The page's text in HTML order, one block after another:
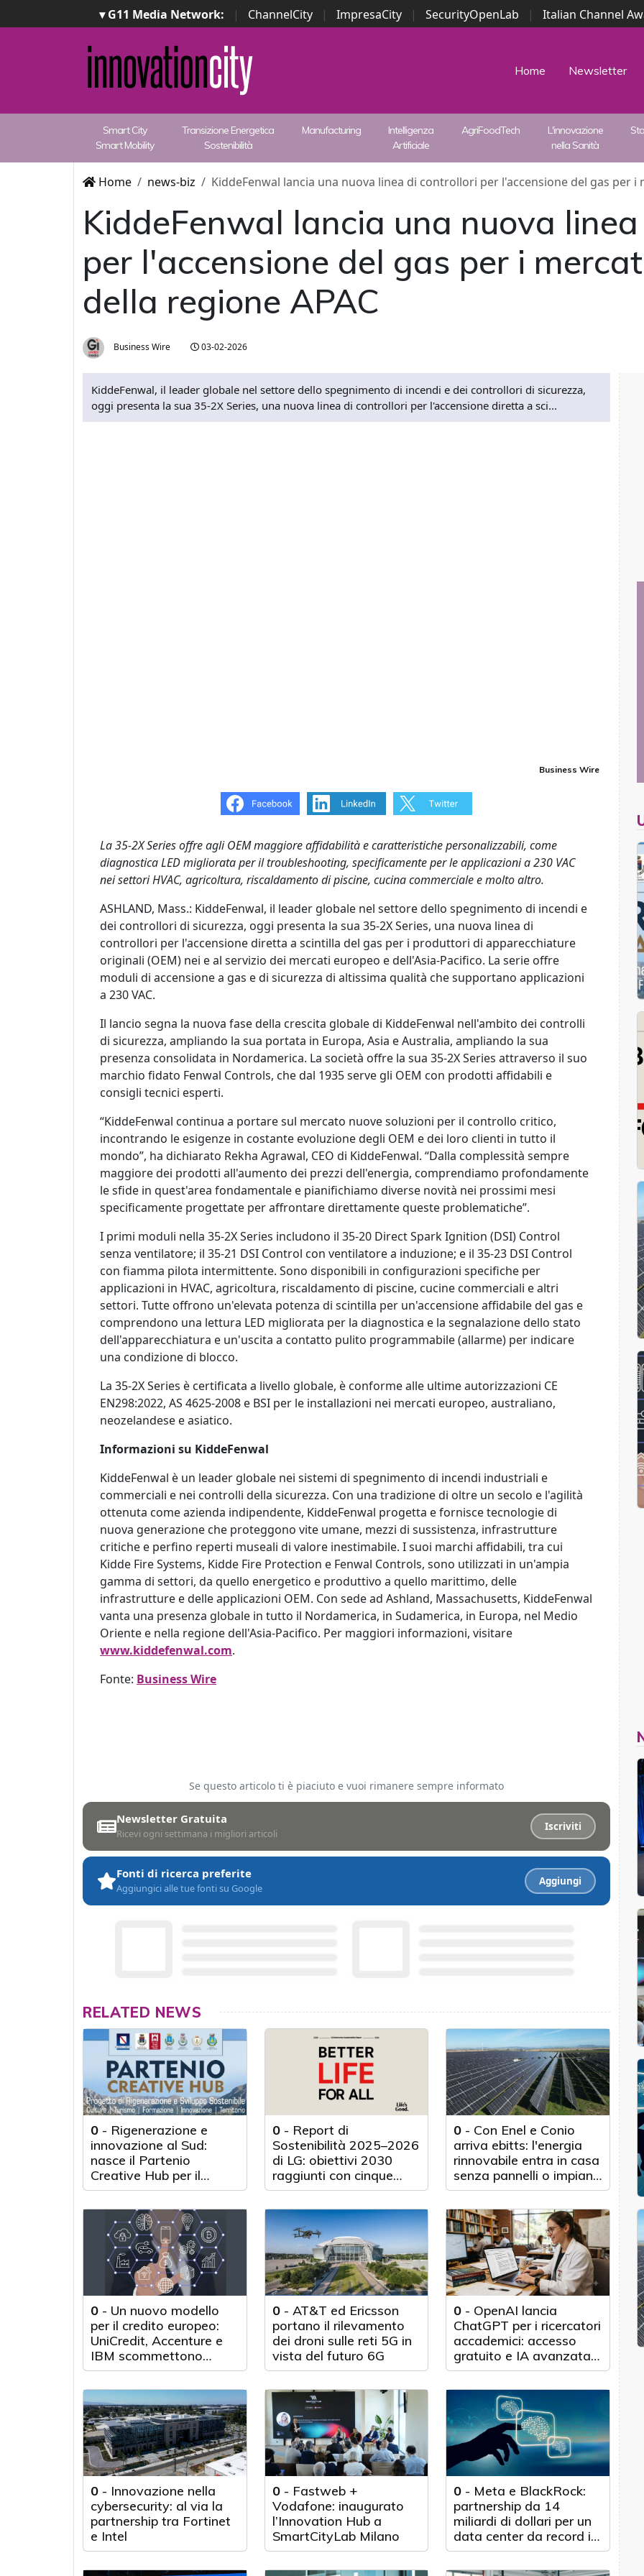
▾ G11 Media Network: | ChannelCity | ImpresaCity | SecurityOpenLab | Italian Channel
Security Awards | ...
Home Newsletter
Smart City
Smart Mobility
Transizione Energetica
Sostenibilità
Manufacturing
Intelligenza
Artificiale
AgriFoodTech
L'innovazione
nella Sanità
Home news-biz KiddeFenwal lancia una nuova linea di controllori per l'accensione del gas per i
KiddeFenwal lancia una nuova
per l'accensione del gas per i
della regione APAC
Business Wire 03-02-2026
KiddeFenwal, il leader globale nel settore dello spegnimento di incendi e dei controllori di sicurezza,
oggi presenta la sua 35-2X Series, una nuova linea di controllori per l'accensione diretta a sci...
Business Wire
La 35-2X Series offre agli OEM maggiore affidabilità e caratteristiche personalizzabili, come
diagnostica LED migliorata per il troubleshooting, specificamente per le applicazioni a 230 VAC
nei settori HVAC, agricoltura, riscaldamento di piscine, cucina commerciale e molto altro.
ASHLAND, Mass.: KiddeFenwal, il leader globale nel settore dello spegnimento di incendi e
dei controllori di sicurezza, oggi presenta la sua 35-2X Series, una nuova linea di
controllori per l'accensione diretta a scintilla del gas per i produttori di apparecchiature
originali (OEM) nei e al servizio dei mercati europeo e dell'Asia-Pacifico. La serie offre
moduli di accensione a gas e di sicurezza di altissima qualità che supportano applicazioni
a 230 VAC.
Il lancio segna la nuova fase della crescita globale di KiddeFenwal nell'ambito dei controlli
di sicurezza, ampliando la sua portata in Europa, Asia e Australia, ampliando la sua
presenza consolidata in Nordamerica. La società offre la sua 35-2X Series attraverso il suo
marchio fidato Fenwal Controls, che dal 1935 serve gli OEM con prodotti affidabili e
consigli tecnici esperti.
“KiddeFenwal continua a portare sul mercato nuove soluzioni per il controllo critico,
incontrando le esigenze in costante evoluzione degli OEM e dei loro clienti in tutto il
mondo”, ha dichiarato Rekha Agrawal, CEO di KiddeFenwal. “Dalla complessità sempre
maggiore dei prodotti all'aumento dei prezzi dell'energia, comprendiamo profondamente
le sfide in quest'area fondamentale e pianifichiamo diverse novità nei prossimi mesi
specificamente progettate per affrontare direttamente queste problematiche”.
I primi moduli nella 35-2X Series includono il 35-20 Direct Spark Ignition (DSI) Control
senza ventilatore; il 35-21 DSI Control con ventilatore a induzione; e il 35-23 DSI Control
con fiamma pilota intermittente. Sono disponibili in configurazioni specifiche per
applicazioni in HVAC, agricoltura, riscaldamento di piscine, cucine commerciali e altri
settori. Tutte offrono un'elevata potenza di scintilla per un'accensione affidabile del gas e
comprendono una lettura LED migliorata per la diagnostica e la segnalazione dello stato
dell'apparecchiatura e un'uscita a contatto pulito programmabile (allarme) per indicare
una condizione di blocco.
La 35-2X Series è certificata a livello globale, è conforme alle ultime autorizzazioni CE
EN298:2022, AS 4625-2008 e BSI per le installazioni nei mercati europeo, australiano,
neozelandese e asiatico.
Informazioni su KiddeFenwal
KiddeFenwal è un leader globale nei sistemi di spegnimento di incendi industriali e
commerciali e nei controlli della sicurezza. Con una tradizione di oltre un secolo e l'agilità
ottenuta come azienda indipendente, KiddeFenwal progetta e fornisce tecnologie di
nuova generazione che proteggono vite umane, mezzi di sussistenza, infrastrutture
critiche e perfino reperti museali di valore inestimabile. I suoi marchi affidabili, tra cui
Kidde Fire Systems, Kidde Fire Protection e Fenwal Controls, sono utilizzati in un'ampia
gamma di settori, da quello energetico e produttivo a quello marittimo, delle
infrastrutture e delle applicazioni OEM. Con sede ad Ashland, Massachusetts, KiddeFenwal
vanta una presenza globale in tutto il Nordamerica, in Sudamerica, in Europa, nel Medio
Oriente e nella regione dell'Asia-Pacifico. Per maggiori informazioni, visitare
www.kiddefenwal.com.
Fonte: Business Wire
Se questo articolo ti è piaciuto e vuoi rimanere sempre informato
Newsletter Gratuita
Ricevi ogni settimana i migliori articoli
Iscriviti
Fonti di ricerca preferite
Aggiungici alle tue fonti su Google
Aggiungi
RELATED NEWS
0 - Rigenerazione e
innovazione al Sud:
nasce il Partenio
Creative Hub per il
rilancio del territorio
0- Report di
Sostenibilità 2025–2026
di LG: obiettivi 2030
raggiunti con cinque
anni d'anticipo
0 - Con Enel e Conio
arriva ebitts: l'energia
rinnovabile entra in casa
senza pannelli o impianti
fisici
0 - Un nuovo modello
per il credito europeo:
UniCredit, Accenture e
IBM scommettono
sull'innovazione
tecnologica
0- AT&T ed Ericsson
portano il rilevamento
dei droni sulle reti 5G in
vista del futuro 6G
0 - OpenAI lancia
ChatGPT per i ricercatori
accademici: accesso
gratuito e IA avanzata
per 100.000 scienziati
0 - Innovazione nella
cybersecurity: al via la
partnership tra Fortinet
e Intel
0- Fastweb +
Vodafone: inaugurato
l’Innovation Hub a
SmartCityLab Milano
0 - Meta e BlackRock:
partnership da 14
miliardi di dollari per un
data center da record in
Texas